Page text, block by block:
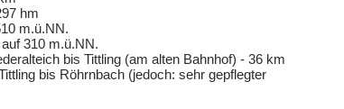
hm
m.ü.NN.
310 m.ü.NN.
bis Tittling (am alten Bahnhof) - 36 km
bis Röhrnbach (jedoch: sehr gepflegter